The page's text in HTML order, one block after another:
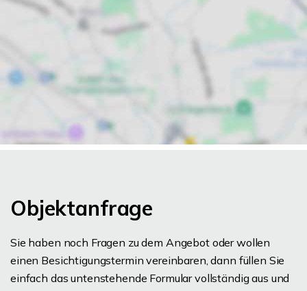
Objektanfrage
Sie haben noch Fragen zu dem Angebot oder wollen
einen Besichtigungstermin vereinbaren, dann füllen Sie
einfach das untenstehende Formular vollständig aus und